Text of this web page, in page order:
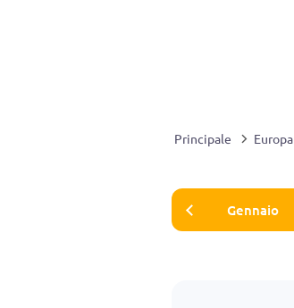
Principale Europa
Gennaio